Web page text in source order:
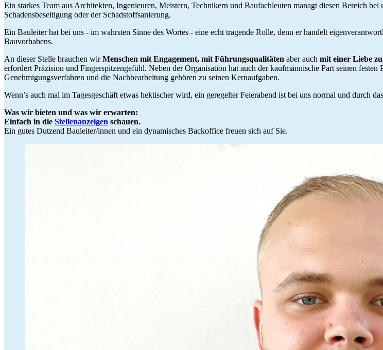
Ein starkes Team aus Architekten, Ingenieuren, Meistern, Technikern und Baufachleuten managt diesen Bereich
Schadensbeseitigung oder der Schadstoffsanierung.
Ein Bauleiter hat bei uns - im wahrsten Sinne des Wortes - eine echt tragende Rolle, denn er handelt
Bauvorhabens.
An dieser Stelle brauchen wirMenschen mit Engagement, mit Führungsqualitäten aber auch mit einer Liebe
erfordert Präzision und Fingerspitzengefühl. Neben der Organisation hat auch der kaufmännische Part seinen
Genehmigungsverfahren und die Nachbearbeitung gehören zu seinen Kernaufgaben.
Wenn’s auch mal im Tagesgeschäft etwas hektischer wird, ein geregelter Feierabend ist bei uns normal und durch
Was wir bieten und was wir erwarten:
Einfach in die Stellenanzeigen schauen.
Ein gutes Dutzend Bauleiter/innen und ein dynamisches Backoffice freuen sich auf Sie.